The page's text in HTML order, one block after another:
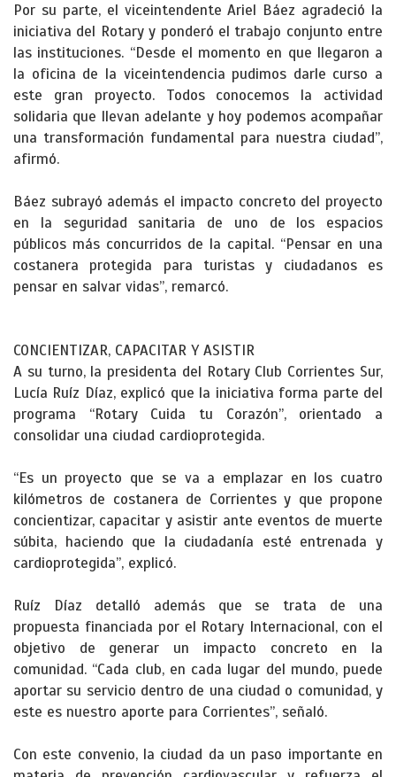
Por su parte, el viceintendente Ariel Báez agradeció la
iniciativa del Rotary y ponderó el trabajo conjunto entre
las instituciones. “Desde el momento en que llegaron a
la oficina de la viceintendencia pudimos darle curso a
este gran proyecto. Todos conocemos la actividad
solidaria que llevan adelante y hoy podemos acompañar
una transformación fundamental para nuestra ciudad”,
afirmó.
Báez subrayó además el impacto concreto del proyecto
en la seguridad sanitaria de uno de los espacios
públicos más concurridos de la capital. “Pensar en una
costanera protegida para turistas y ciudadanos es
pensar en salvar vidas”, remarcó.
CONCIENTIZAR, CAPACITAR Y ASISTIR
A su turno, la presidenta del Rotary Club Corrientes Sur,
Lucía Ruíz Díaz, explicó que la iniciativa forma parte del
programa “Rotary Cuida tu Corazón”, orientado a
consolidar una ciudad cardioprotegida.
“Es un proyecto que se va a emplazar en los cuatro
kilómetros de costanera de Corrientes y que propone
concientizar, capacitar y asistir ante eventos de muerte
súbita, haciendo que la ciudadanía esté entrenada y
cardioprotegida”, explicó.
Ruíz Díaz detalló además que se trata de una
propuesta financiada por el Rotary Internacional, con el
objetivo de generar un impacto concreto en la
comunidad. “Cada club, en cada lugar del mundo, puede
aportar su servicio dentro de una ciudad o comunidad, y
este es nuestro aporte para Corrientes”, señaló.
Con este convenio, la ciudad da un paso importante en